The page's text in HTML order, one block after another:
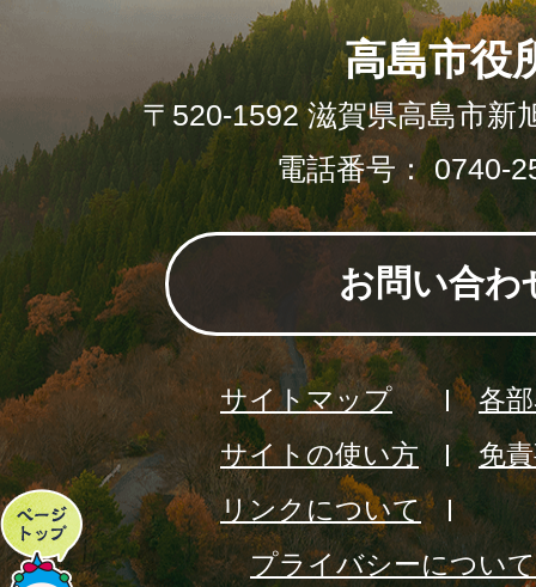
ペ
ー
高島市役
〒520-1592 滋賀県高島市新
電話番号： 0740-
お問い合わ
サイトマップ
各
サイトの使い方
免
リンクについて
プライバシーについて